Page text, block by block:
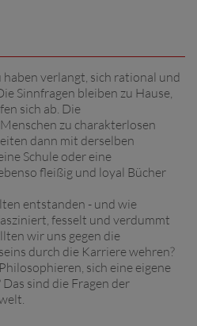
verlangt, sich rational und
Sinnfragen bleiben zu Hause,
sich ab. Die
zu charakterlosen
dann mit derselben
Schule oder eine
fleißig und loyal Bücher
entstanden - und wie
fesselt und verdummt
wir uns gegen die
durch die Karriere wehren?
sich eine eigene
sind die Fragen der